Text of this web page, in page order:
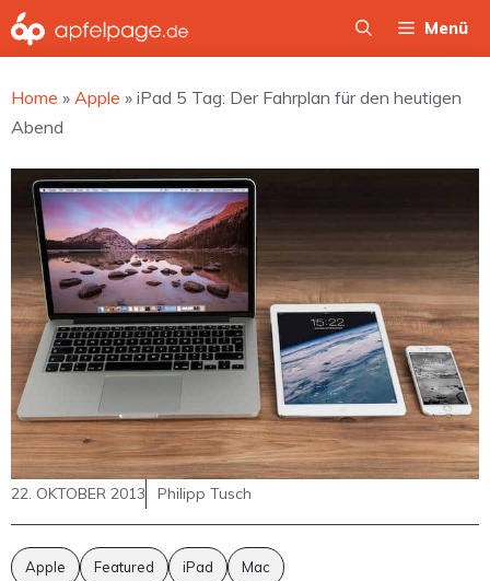
Zum
Inhalt
Menü
Home » Apple » iPad 5 Tag: Der Fahrplan für den heutigen
Abend
22. OKTOBER 2013 Philipp Tusch
Apple Featured iPad Mac